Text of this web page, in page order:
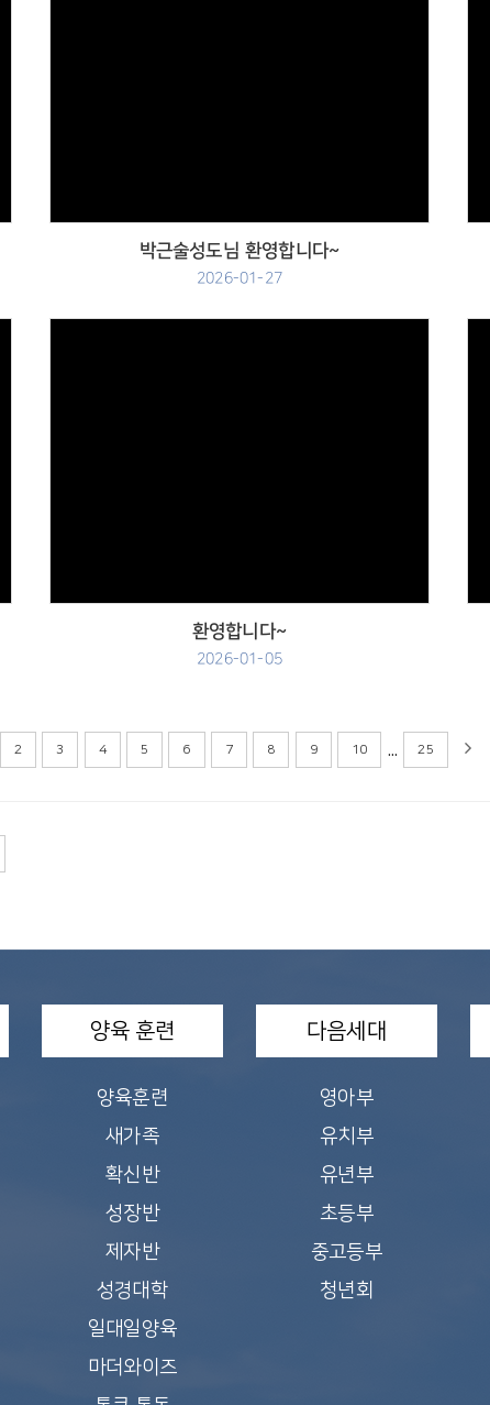
박근술성도님 환영합니다~
2026-01-27
환영합니다~
2026-01-05
2 3 4 5 6 7 8 9 10 ... 25
양육 훈련
양육훈련
새가족
확신반
성장반
제자반
성경대학
일대일양육
마더와이즈
다음세대
영아부
유치부
유년부
초등부
중고등부
청년회